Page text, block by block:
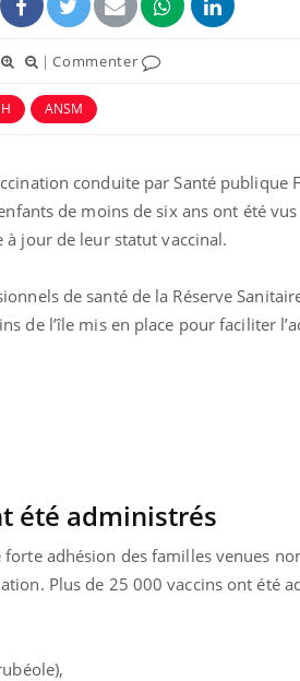
|Commenter
ANSM
conduite par Santé publique
de moins de six ans ont été
à jour de leur statut vaccinal.
de santé de la Réserve
de l’île mis en place pour faciliter
été administrés
adhésion des familles venues
Plus de 25 000 vaccins ont été
en fer : comprendre pour
Youtube
brouillard mental ou
Les symptômes de la